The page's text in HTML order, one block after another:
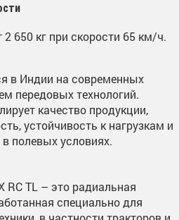
650 кг при скорости 65 км/ч.
в Индии на современных
передовых технологий.
качество продукции,
устойчивость к нагрузкам и
полевых условиях.
RC TL – это радиальная
специально для